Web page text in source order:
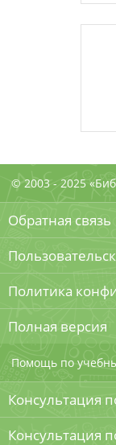
© 2003 - 2025
Обратная связь
Политика
Полная версия
Помощь по
Консультация
Консультация